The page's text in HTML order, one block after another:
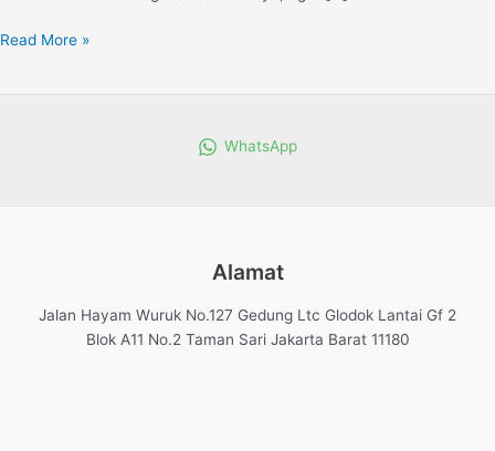
Read More »
WhatsApp
Alamat
Jalan Hayam Wuruk No.127 Gedung Ltc Glodok Lantai Gf 2
Blok A11 No.2 Taman Sari Jakarta Barat 11180